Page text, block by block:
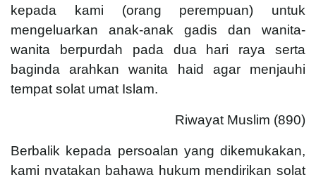
kepada kami (orang perempuan) untuk
mengeluarkan anak-anak gadis dan wanita-
wanita berpurdah pada dua hari raya serta
baginda arahkan wanita haid agar menjauhi
tempat solat umat Islam.
Riwayat Muslim (890)
Berbalik kepada persoalan yang dikemukakan,
kami nyatakan bahawa hukum mendirikan solat